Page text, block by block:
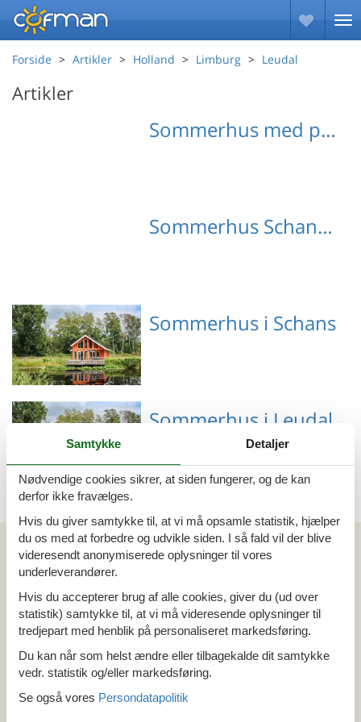
Forside Artikler Holland Limburg Leudal
Artikler
Sommerhus med pool Schans
Sommerhus Schans med hund
Sommerhus i Schans
Emne nr.: 141-HLI071 Sommerhus i Leudal
Emne nr.: 141-HLI071
Artikeltyper
Alle
Din Cofman ferie
Område
Alle
Limburg
Samtykke Detaljer
Nødvendige cookies sikrer, at siden fungerer, og de kan
derfor ikke fravælges.
Hvis du giver samtykke til, at vi må opsamle statistik, hjælper
du os med at forbedre og udvikle siden. I så fald vil der blive
videresendt anonymiserede oplysninger til vores
underleverandører.
Hvis du accepterer brug af alle cookies, giver du (ud over
statistik) samtykke til, at vi må videresende oplysninger til
tredjepart med henblik på personaliseret markedsføring.
Du kan når som helst ændre eller tilbagekalde dit samtykke
vedr. statistik og/eller markedsføring.
Se også vores Persondatapolitik